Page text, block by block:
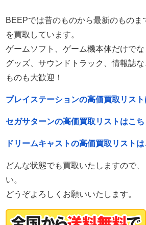
BEEPでは昔のものから最新のものま
を買取しています。
ゲームソフト、ゲーム機本体だけで
グッズ、サウンドトラック、情報誌
ものも大歓迎！
プレイステーションの高価買取リスト
セガサターンの高価買取リストはこち
ドリームキャストの高価買取リストは
どんな状態でも買取いたしますので
い。
どうぞよろしくお願いいたします。